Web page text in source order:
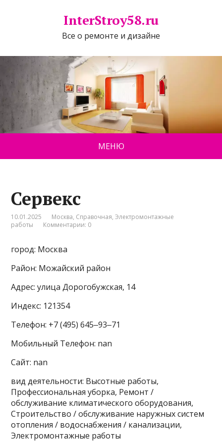
InterStroy58.ru
Все о ремонте и дизайне
МЕНЮ
Сервекс
10.01.2025 Москва, Справочная,Электромонтажные
работы
Комментарии: 0
город: Москва
Район: Можайский район
Адрес: улица Дорогобужская, 14
Индекс: 121354
Телефон: +7 (495) 645‒93‒71
Мобильный Телефон: nan
Сайт: nan
вид деятельности: Высотные работы,
Профессиональная уборка, Ремонт /
обслуживание климатического оборудования,
Строительство / обслуживание наружных систем
отопления / водоснабжения / канализации,
Электромонтажные работы